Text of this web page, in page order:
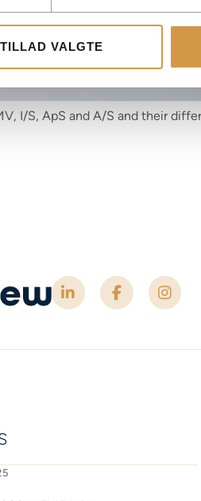
TILLAD VALGTE
I/S, ApS and A/S and their